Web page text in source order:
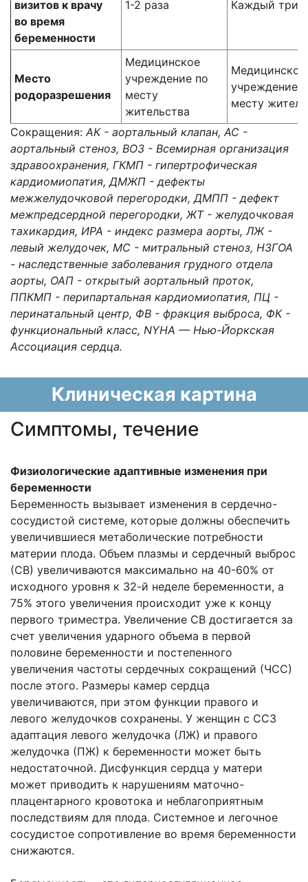
визитов к врачу
во время
беременности
1-2 раза Каждый
Место
родоразрешения
Медицинское
учреждение по
месту
жительства
Медицинское
учреждение
месту
Сокращения: АК - аортальный клапан, АС -
аортальный стеноз, ВОЗ - Всемирная организация
здравоохранения, ГКМП - гипертрофическая
кардиомиопатия, ДМЖП - дефекты
межжелудочковой перегородки, ДМПП - дефект
межпредсердной перегородки, ЖТ - желудочковая
тахикардия, ИРА - индекс размера аорты, ЛЖ -
левый желудочек, МС - митральный стеноз, НЗГОА
- наследственные заболевания грудного отдела
аорты, ОАП - открытый аортальный проток,
ППКМП - перипартальная кардиомиопатия, ПЦ -
перинатальный центр, ФВ - фракция выброса, ФК -
функциональный класс, NYHA — Нью-Йоркская
Aссоциация сердца.
Клиническая картина
Cимптомы, течение
Физиологические адаптивные изменения при
беременности
Беременность вызывает изменения в сердечно-
сосудистой системе, которые должны обеспечить
увеличившиеся метаболические потребности
материи плода. Объем плазмы и сердечный выброс
(СВ) увеличиваются максимально на 40-60% от
исходного уровня к 32-й неделе беременности, а
75% этого увеличения происходит уже к концу
первого триместра. Увеличение СВ достигается за
счет увеличения ударного объема в первой
половине беременности и постепенного
увеличения частоты сердечных сокращений (ЧСС)
после этого. Размеры камер сердца
увеличиваются, при этом функции правого и
левого желудочков сохранены. У женщин с ССЗ
адаптация левого желудочка (ЛЖ) и правого
желудочка (ПЖ) к беременности может быть
недостаточной. Дисфункция сердца у матери
может приводить к нарушениям маточно-
плацентарного кровотока и неблагоприятным
последствиям для плода. Системное и легочное
сосудистое сопротивление во время беременности
снижаются.